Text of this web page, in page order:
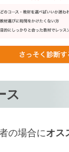
ス
の場合にオス